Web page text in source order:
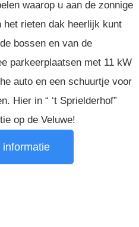
waarop u aan de zonnige
rieten dak heerlijk kunt
bossen en van de
parkeerplaatsen met 11 kW
auto en een schuurtje voor
Hier in “ ‘t Sprielderhof”
op de Veluwe!
informatie